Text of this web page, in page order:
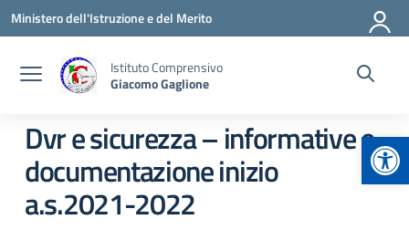
Vai ai contenuti
Vai al menu di navigazione
Vai al footer
Ministero dell'Istruzione e del Merito
Istituto Comprensivo
Giacomo Gaglione
Dvr e sicurezza – informative e
documentazione inizio
a.s.2021-2022